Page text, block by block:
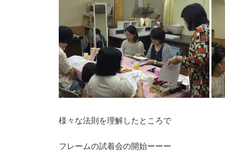
様々な法則を理解したところで
フレームの試着会の開始ーーー